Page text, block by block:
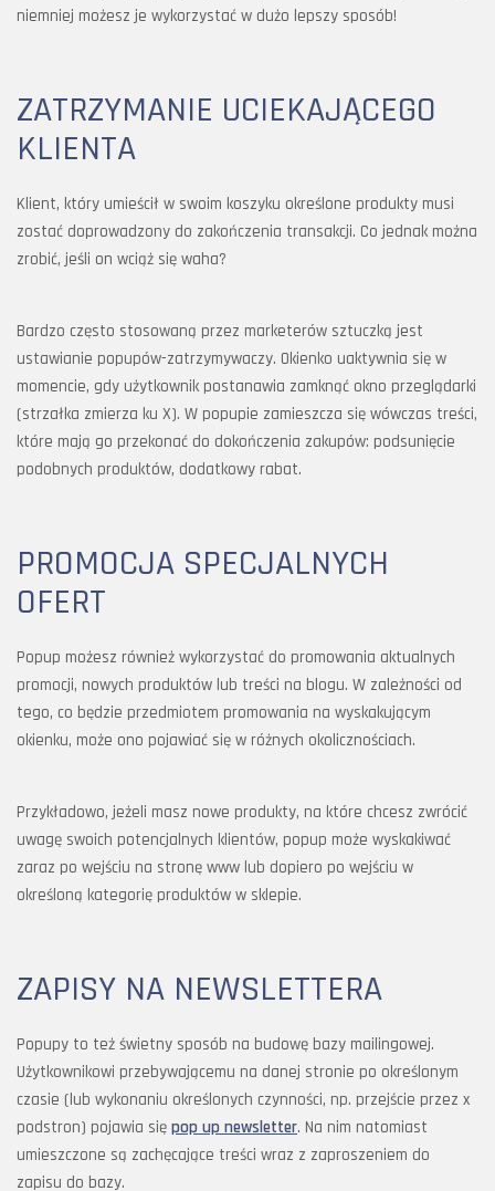
niemniej możesz je wykorzystać w dużo lepszy sposób!
ZATRZYMANIE UCIEKAJĄCEGO
KLIENTA
Klient, który umieścił w swoim koszyku określone produkty musi
zostać doprowadzony do zakończenia transakcji. Co jednak można
zrobić, jeśli on wciąż się waha?
Bardzo często stosowaną przez marketerów sztuczką jest
ustawianie popupów-zatrzymywaczy. Okienko uaktywnia się w
momencie, gdy użytkownik postanawia zamknąć okno przeglądarki
(strzałka zmierza ku X). W popupie zamieszcza się wówczas treści,
które mają go przekonać do dokończenia zakupów: podsunięcie
podobnych produktów, dodatkowy rabat.
PROMOCJA SPECJALNYCH
OFERT
Popup możesz również wykorzystać do promowania aktualnych
promocji, nowych produktów lub treści na blogu. W zależności od
tego, co będzie przedmiotem promowania na wyskakującym
okienku, może ono pojawiać się w różnych okolicznościach.
Przykładowo, jeżeli masz nowe produkty, na które chcesz zwrócić
uwagę swoich potencjalnych klientów, popup może wyskakiwać
zaraz po wejściu na stronę www lub dopiero po wejściu w
określoną kategorię produktów w sklepie.
ZAPISY NA NEWSLETTERA
Popupy to też świetny sposób na budowę bazy mailingowej.
Użytkownikowi przebywającemu na danej stronie po określonym
czasie (lub wykonaniu określonych czynności, np. przejście przez x
podstron) pojawia się pop up newsletter. Na nim natomiast
umieszczone są zachęcające treści wraz z zaproszeniem do
zapisu do bazy.